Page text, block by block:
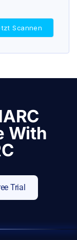
With
Trial